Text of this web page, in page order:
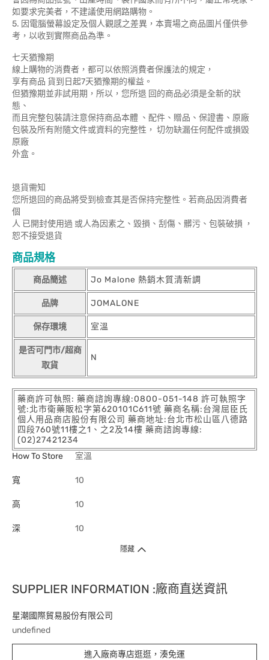
如要求完美者，不建議使用網路購物。
5. 因電腦螢幕設定及個人觀感之差異，本賣場之商品圖片僅供參
考，以收到實際商品為準。
七天猶豫期
線上購物的消費者，都可以依照消費者保護法的規定，
享有商品 貨到日起7天猶豫期的權益。
但猶豫期並非試用期，所以，您所退 回的商品必須是全新的狀
態、
而且完整包裝請注意保持商品本體 、配件、贈品、保證書、原廠
包裝及所有附隨文件或資料的完整性， 切勿缺漏任何配件或損毀
原廠
外盒。
退貨需知
您所退回的商品將受到檢查其是否保持完整性。若商品因消費者
個
人 已開封使用過 或人為因素之、毀損、刮傷、髒污、包裝破損 ，
恕不接受退貨
商品規格
商品簡述 Jo Malone 熱銷木質清新調
品牌 JOMALONE
保存環境 室溫
是否可門市/超商
取貨
N
藥商許可執照: 藥商諮詢專線:0800-051-148 許可執照字
號:北市衛藥販松字第620101C611號 藥商名稱:台灣屈臣氏
個人用品商店股份有限公司 藥商地址:台北市松山區八德路
四段760號11樓之1、之2及14樓 藥商諮詢專線:
(02)27421234
How To Store
室溫
寬 10
高 10
深 10
隱藏
SUPPLIER INFORMATION :廠商直送資訊
星潮國際貿易股份有限公司
undefined
進入廠商專店逛逛，湊免運